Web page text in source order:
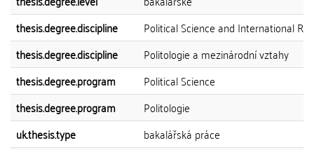
thesis.degree.discipline
Political Science and International
thesis.degree.discipline
Politologie a mezinárodní vztahy
thesis.degree.program
Political Science
thesis.degree.program
Politologie
uk.thesis.type
bakalářská práce